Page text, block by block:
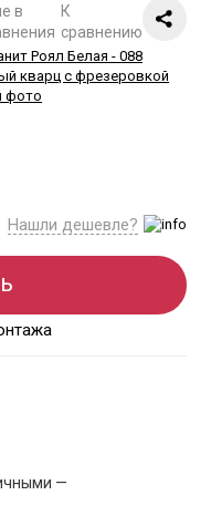
К
сравнению
Нашли дешевле?
—